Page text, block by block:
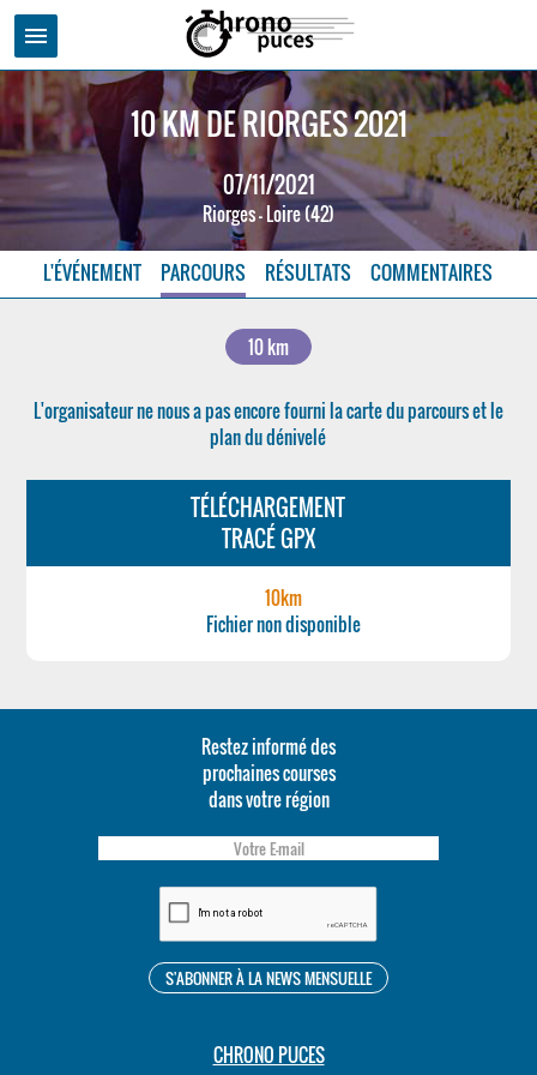
menu
10 KM DE RIORGES 2021
07/11/2021
Riorges - Loire (42)
L'ÉVÉNEMENT PARCOURS RÉSULTATS COMMENTAIRES
10 km
L'organisateur ne nous a pas encore fourni la carte du parcours et le
plan du dénivelé
TÉLÉCHARGEMENT
TRACÉ GPX
10km
Fichier non disponible
Restez informé des
prochaines courses
dans votre région
CHRONO PUCES